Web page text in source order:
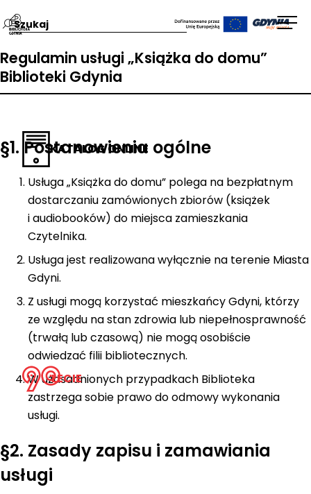
KATALOG ONLINE
LECIE
Wpisz
frazę:
Regulamin usługi „Książka do domu”
Biblioteki Gdynia
§1. Postanowienia ogólne
Usługa „Książka do domu” polega na bezpłatnym
dostarczaniu zamówionych zbiorów (książek
i audiobooków) do miejsca zamieszkania
Czytelnika.
Usługa jest realizowana wyłącznie na terenie Miasta
Gdyni.
Z usługi mogą korzystać mieszkańcy Gdyni, którzy
ze względu na stan zdrowia lub niepełnosprawność
(trwałą lub czasową) nie mogą osobiście
odwiedzać filii bibliotecznych.
W uzasadnionych przypadkach Biblioteka
zastrzega sobie prawo do odmowy wykonania
usługi.
§2. Zasady zapisu i zamawiania
usługi